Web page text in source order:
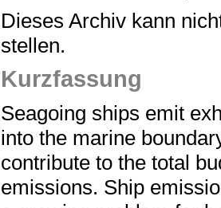
Dieses Archiv kann
stellen.
Kurzfassung
Seagoing ships emit
into the marine
contribute to the total
emissions. Ship